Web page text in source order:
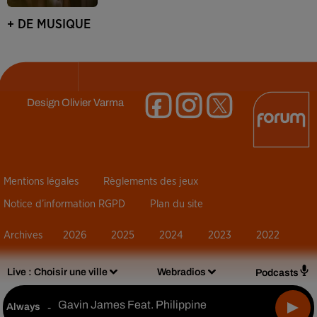
Live : Choisir une ville Webradios Podcasts
Always - Gavin James Feat. Philippine
+ DE MUSIQUE
DesignOlivier Varma
Mentions légales Règlements des jeux
Notice d’information RGPD Plan du site
Archives 2026 2025 2024 2023 2022